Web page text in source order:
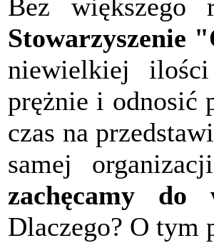
Bez większego
Stowarzyszenie
niewielkiej ilości
prężnie i odnosić
czas na
samej
zachęcamy do
Dlaczego? O tym